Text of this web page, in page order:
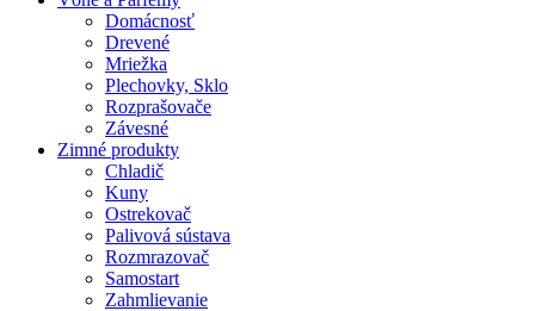
Domácnosť
Drevené
Mriežka
Plechovky, Sklo
Rozprašovače
Závesné
Zimné produkty
Chladič
Kuny
Ostrekovač
Palivová sústava
Rozmrazovač
Samostart
Zahmlievanie